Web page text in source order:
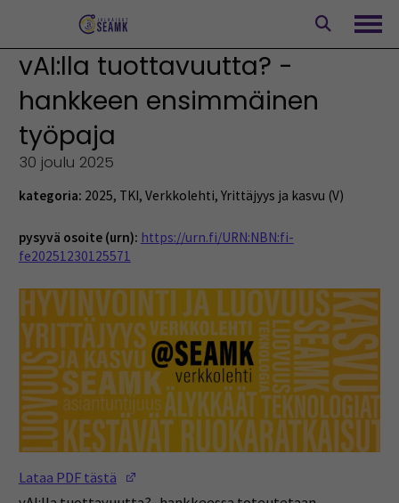
vAI:lla tuottavuutta? -
hankkeen ensimmäinen
työpaja
30 joulu 2025
kategoria: 2025, TKI, Verkkolehti, Yrittäjyys ja kasvu (V)
pysyvä osoite (urn): https://urn.fi/URN:NBN:fi-
fe20251230125571
Lataa PDF tästä